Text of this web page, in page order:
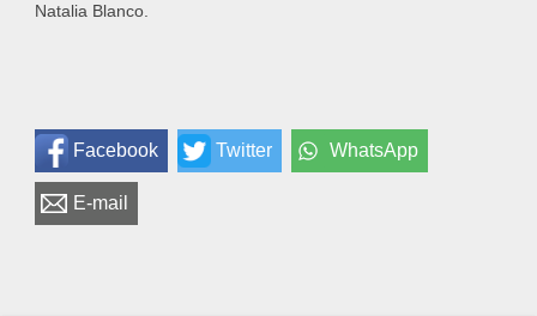
Natalia Blanco.
Facebook Twitter WhatsApp
E-mail